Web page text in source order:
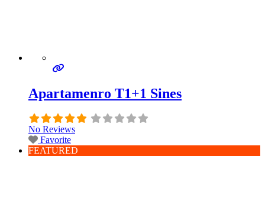
Apartamenro T1+1 Sines
No Reviews
Favorite
FEATURED